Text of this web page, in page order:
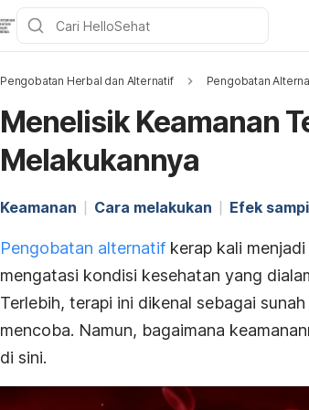
Pengobatan Herbal dan Alternatif Pengobatan
Menelisik Keamanan
Melakukannya
Keamanan Cara melakukan Efek
Pengobatan alternatif kerap kali
mengatasi kondisi kesehatan yang
Terlebih, terapi ini dikenal sebagai
mencoba. Namun, bagaimana
di sini.